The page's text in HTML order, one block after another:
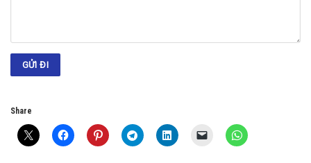
Share